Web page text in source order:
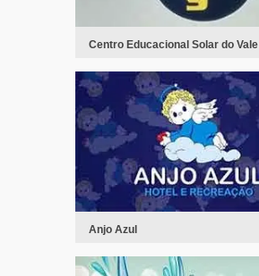
Centro Educacional Solar do Vale
Anjo Azul